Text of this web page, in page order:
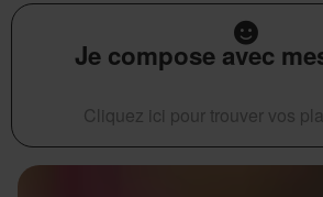
Je compose avec
Cliquez ici pour trouver vos